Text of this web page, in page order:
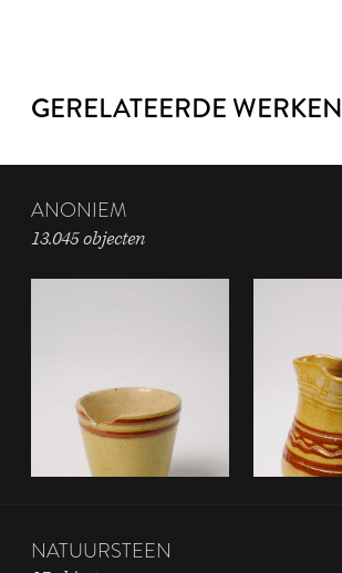
GERELATEERDE WERKEN
ANONIEM
13.045 objecten
NATUURSTEEN